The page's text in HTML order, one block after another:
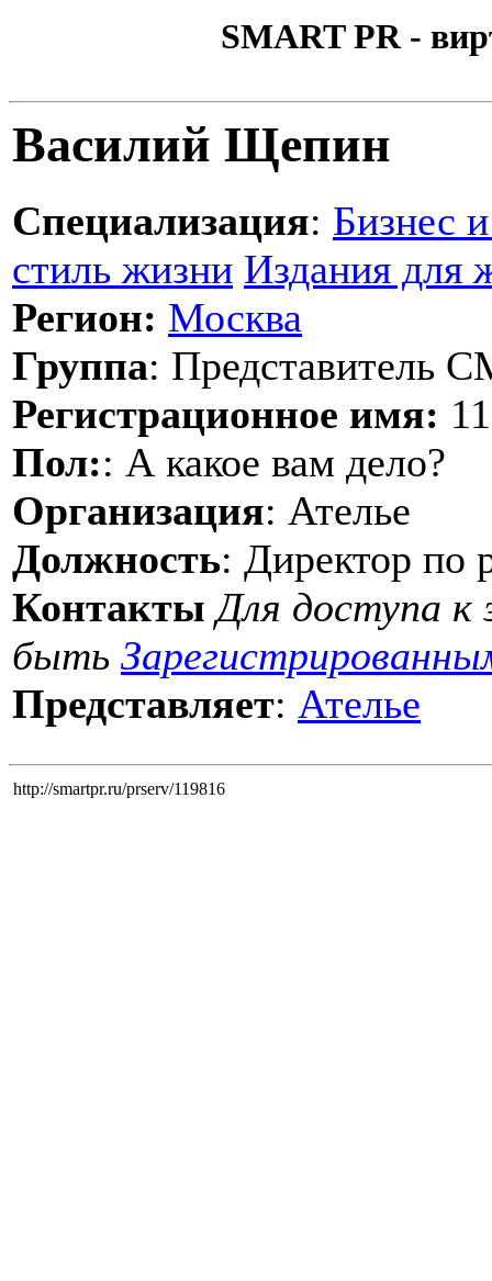
SMART PR -
Василий Щепин
Специализация: Бизнес
стиль жизни Издания для
Регион: Москва
Группа: Представитель
Регистрационное имя:
Пол:: А какое вам дело?
Организация: Ателье
Должность: Директор по
Контакты Для доступа к
быть
Представляет: Ателье
http://smartpr.ru/prserv/119816